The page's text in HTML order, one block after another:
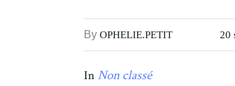
By OPHELIE.PETIT 20
In Non classé